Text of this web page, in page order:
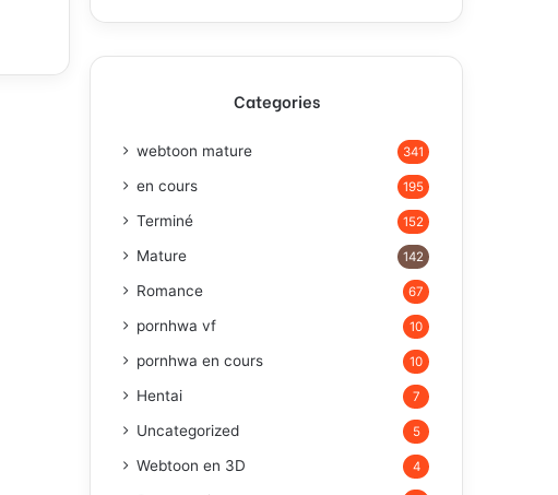
Categories
webtoon mature 341
en cours 195
Terminé 152
Mature 142
Romance 67
pornhwa vf 10
pornhwa en cours 10
Hentai 7
Uncategorized 5
Webtoon en 3D 4